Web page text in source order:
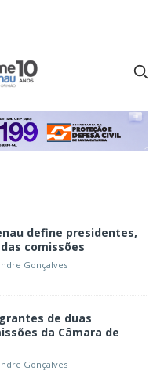
define presidentes,
comissões
Gonçalves
de duas
da Câmara de
Gonçalves